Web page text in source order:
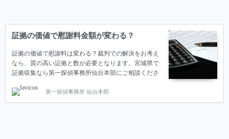
証拠の価値で慰謝料金額が変わる？
証拠の価値で慰謝料は変わる？裁判での解決をお考え
なら、質の高い証拠と数が必要となります。宮城県で
証拠収集なら第一探偵事務所仙台本部にご相談くださ
第一探偵事務所 仙台本部